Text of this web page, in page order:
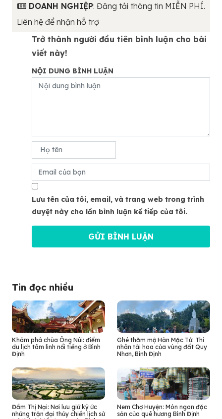
DOANH NGHIỆP: Đăng tải thông tin MIỄN PHÍ.
Liên hệ để nhận hỗ trợ
Trở thành người đầu tiên bình luận cho bài
viết này!
NỘI DUNG BÌNH LUẬN
Lưu tên của tôi, email, và trang web trong trình
duyệt này cho lần bình luận kế tiếp của tôi.
Tin đọc nhiều
Khám phá chùa Ông Núi: điểm
du lịch tâm linh nổi tiếng ở Bình
Định
Ghé thăm mộ Hàn Mặc Tử: Thi
nhân tài hoa của vùng đất Quy
Nhơn, Bình Định
Đầm Thị Nại: Nơi lưu giữ ký ức
những trận đại thủy chiến lịch sử
Nem Chợ Huyện: Món ngon đặc
sản của quê hương Bình Định